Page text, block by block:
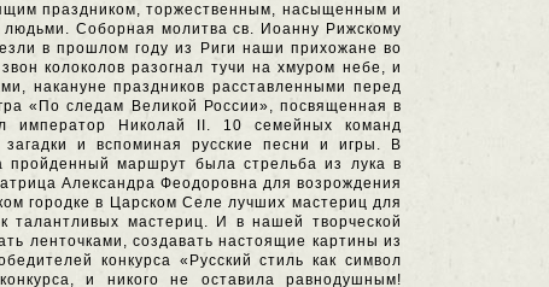
праздником, торжественным, насыщенным и
Соборная молитва св. Иоанну Рижскому
в прошлом году из Риги наши прихожане во
колоколов разогнал тучи на хмуром небе, и
накануне праздников расставленными перед
«По следам Великой России», посвященная в
император Николай II. 10 семейных команд
и вспоминая русские песни и игры. В
маршрут была стрельба из лука в
Александра Феодоровна для возрождения
городке в Царском Селе лучших мастериц для
мастериц. И в нашей творческой
ленточками, создавать настоящие картины из
конкурса «Русский стиль как символ
и никого не оставила равнодушным!